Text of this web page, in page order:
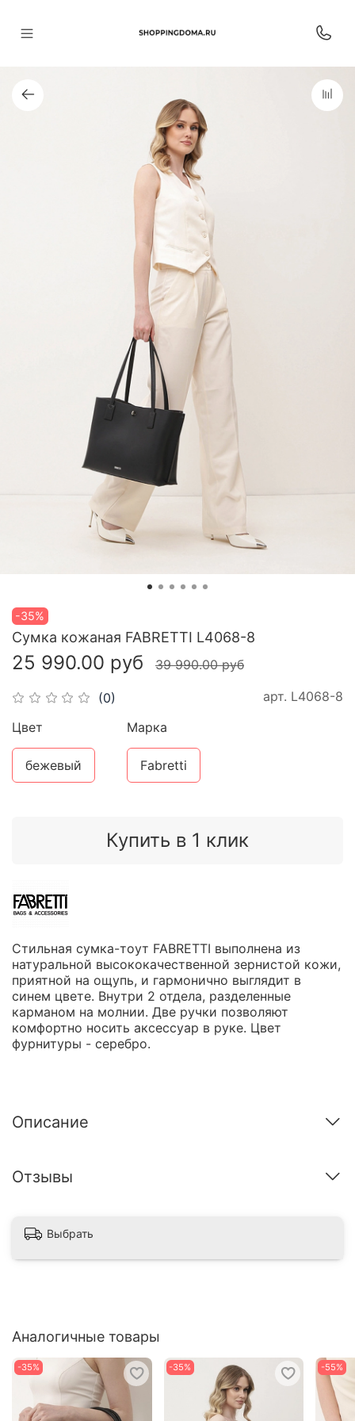
-35%
(0) арт. L4068-8
Сумка кожаная FABRETTI L4068-8
25 990.00 руб 39 990.00 руб
Купить в 1 клик
Цвет
бежевый
Марка
Fabretti
Стильная сумка-тоут FABRETTI выполнена из
натуральной высококачественной зернистой кожи,
приятной на ощупь, и гармонично выглядит в
синем цвете. Внутри 2 отдела, разделенные
карманом на молнии. Две ручки позволяют
комфортно носить аксессуар в руке. Цвет
фурнитуры - серебро.
Описание
Отзывы
Выбрать
Аналогичные товары
-35% -35% -55%